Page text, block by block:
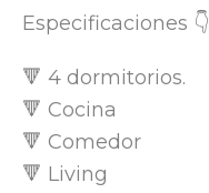
Especificaciones 👇
🔻 4 dormitorios.
🔻 Cocina
🔻 Comedor
🔻 Living